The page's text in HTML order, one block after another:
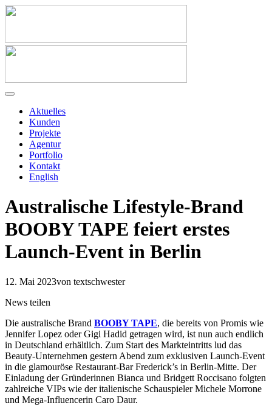
Aktuelles
Kunden
Projekte
Agentur
Portfolio
Kontakt
English
Australische Lifestyle-Brand
BOOBY TAPE feiert erstes
Launch-Event in Berlin
12. Mai 2023von textschwester
News teilen
Die australische Brand BOOBY TAPE, die bereits von Promis wie
Jennifer Lopez oder Gigi Hadid getragen wird, ist nun auch endlich
in Deutschland erhältlich. Zum Start des Markteintritts lud das
Beauty-Unternehmen gestern Abend zum exklusiven Launch-Event
in die glamouröse Restaurant-Bar Frederick’s in Berlin-Mitte. Der
Einladung der Gründerinnen Bianca und Bridgett Roccisano folgten
zahlreiche VIPs wie der italienische Schauspieler Michele Morrone
und Mega-Influencerin Caro Daur.